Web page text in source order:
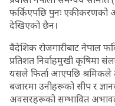
फर्किएपछि पुनः एकीकरणको
देखिएको छैन।
वैदेशिक रोजगारीबाट नेपाल
प्रतिशत निर्वाहमुखी कृषिमा
यसले फिर्ता आएपछि
बजारमा उनीहरूको सीप र
अवसरहरूको सम्भावित